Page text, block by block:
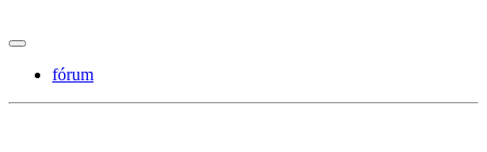
fórum